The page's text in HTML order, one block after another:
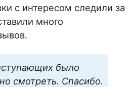
с интересом следили за
много
было
смотреть. Спасибо.